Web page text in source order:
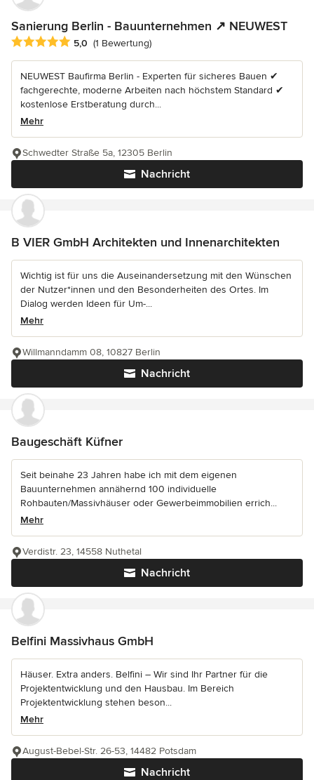
Sanierung Berlin - Bauunternehmen ↗️ NEUWEST
Durchschnittliche Bewertung: 5 von 5 Sternen
5,0 (1 Bewertung)
NEUWEST Baufirma Berlin - Experten für sicheres Bauen ✔
fachgerechte, moderne Arbeiten nach höchstem Standard ✔
kostenlose Erstberatung durch...
Mehr
Nachricht
Schwedter Straße 5a, 12305 Berlin
B VIER GmbH Architekten und Innenarchitekten
Wichtig ist für uns die Auseinandersetzung mit den Wünschen
der Nutzer*innen und den Besonderheiten des Ortes. Im
Dialog werden Ideen für Um-...
Mehr
Nachricht
Willmanndamm 08, 10827 Berlin
Baugeschäft Küfner
Seit beinahe 23 Jahren habe ich mit dem eigenen
Bauunternehmen annähernd 100 individuelle
Rohbauten/Massivhäuser oder Gewerbeimmobilien errich...
Mehr
Nachricht
Verdistr. 23, 14558 Nuthetal
Belfini Massivhaus GmbH
Häuser. Extra anders. Belfini – Wir sind Ihr Partner für die
Projektentwicklung und den Hausbau. Im Bereich
Projektentwicklung stehen beson...
Mehr
Nachricht
August-Bebel-Str. 26-53, 14482 Potsdam